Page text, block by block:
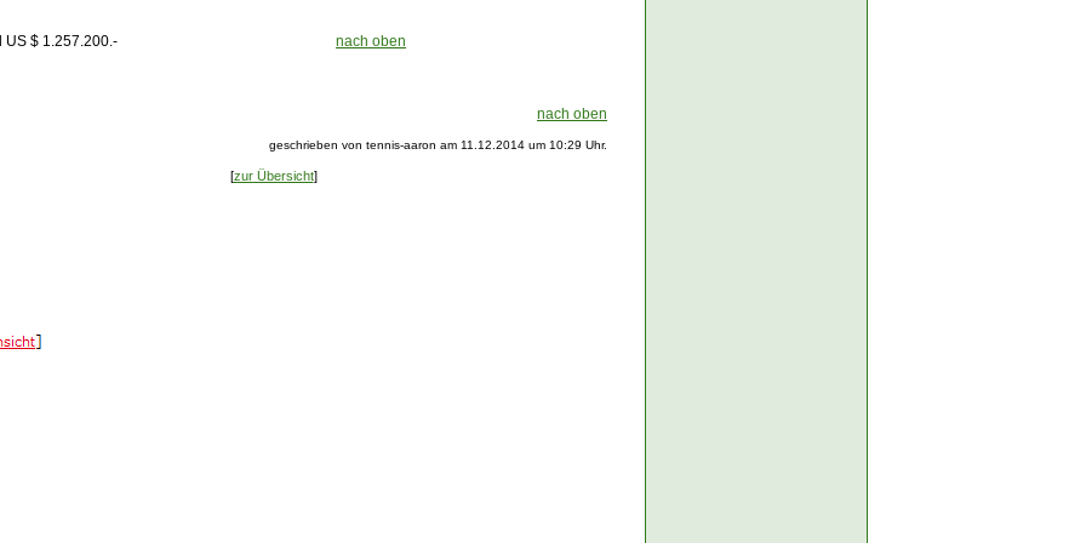
US $ 1.257.200.- nach oben
nach oben
geschrieben von tennis-aaron am 11.12.2014 um 10:29 Uhr.
[zur Übersicht]